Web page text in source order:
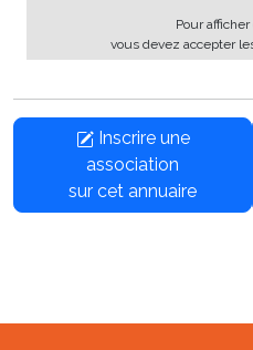
Pour
vous devez accepter
Inscrire une
association
sur cet annuaire